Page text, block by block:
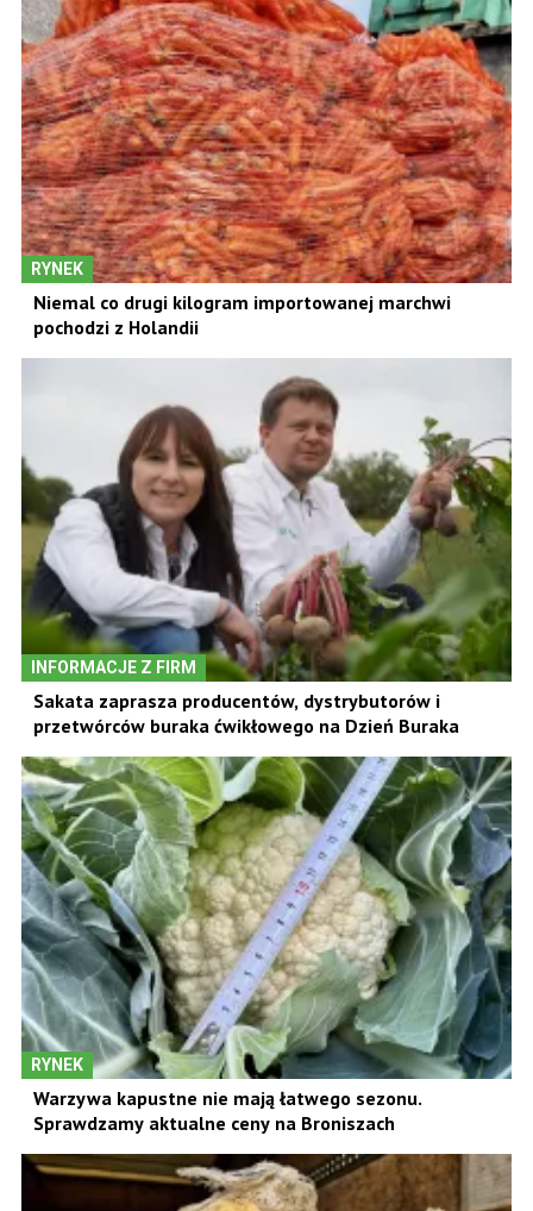
RYNEK
Niemal co drugi kilogram importowanej marchwi
pochodzi z Holandii
INFORMACJE Z FIRM
Sakata zaprasza producentów, dystrybutorów i
przetwórców buraka ćwikłowego na Dzień Buraka
RYNEK
Warzywa kapustne nie mają łatwego sezonu.
Sprawdzamy aktualne ceny na Broniszach